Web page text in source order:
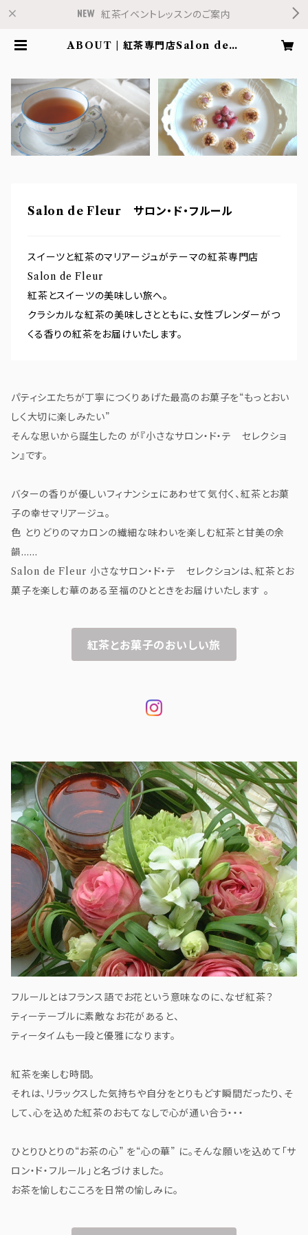
紅茶イベントレッスンのご案内
ABOUT | 紅茶専門店Salon de F
Salon de Fleur サロン・ド・フルール
スイーツと紅茶のマリアージュがテーマの紅茶専門店
Salon de Fleur
紅茶とスイーツの美味しい旅へ。
クラシカルな紅茶の美味しさとともに、女性ブレンダーがつ
くる香りの紅茶をお届けいたします。
パティシエたちが丁寧につくりあげた最高のお菓子を“もっとおい
しく大切に楽しみたい”
そんな思いから誕生したの が『小さなサロン・ド・テ セレクショ
ン』です。
バターの香りが優しいフィナンシェにあわせて気付く、紅茶とお菓
子の幸せマリアージュ。
色 とりどりのマカロンの繊細な味わいを楽しむ紅茶と甘美の余
韻……
Salon de Fleur 小さなサロン・ド・テ セレクションは、紅茶とお
菓子を楽しむ華のある至福のひとときをお届けいたします 。
紅茶とお菓子のおいしい旅
フルールとはフランス語でお花という意味なのに、なぜ紅茶？
ティーテーブルに素敵なお花があると、
ティータイムも一段と優雅になります。
紅茶を楽しむ時間。
それは、リラックスした気持ちや自分をとりもどす瞬間だったり、そ
して、心を込めた紅茶のおもてなしで心が通い合う・・・
ひとりひとりの“お茶の心” を“心の華” に。そんな願いを込めて「サ
ロン・ド・フルール」と名づけました。
お茶を愉しむこころを日常の愉しみに。